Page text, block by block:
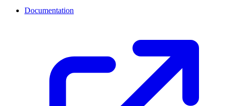
Documentation